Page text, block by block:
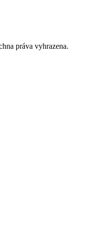
práva vyhrazena.